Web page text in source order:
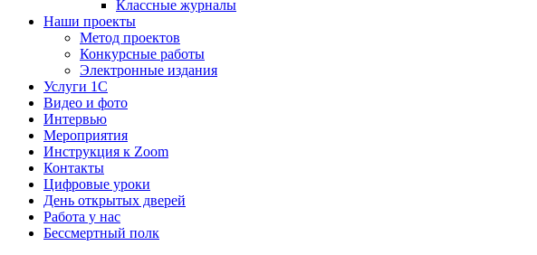
Классные журналы
Наши проекты
Метод проектов
Конкурсные работы
Электронные издания
Услуги 1C
Видео и фото
Интервью
Мероприятия
Инструкция к Zoom
Контакты
Цифровые уроки
День открытых дверей
Работа у нас
Бессмертный полк